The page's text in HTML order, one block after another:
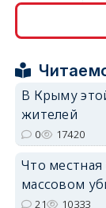
В Крыму
жителей
0 17420
Что местная
массовом
21 10333